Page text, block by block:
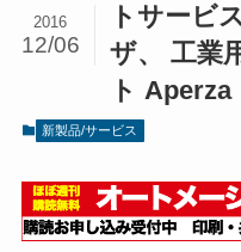
トサービ
ザ、 工業
ト
2016
12/06
新製品/サービス